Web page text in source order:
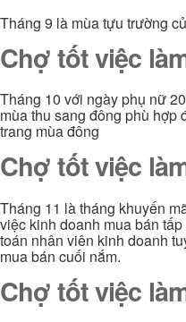
Tháng 9 là mùa tựu trường
Chợ tốt việc
Tháng 10 với ngày phụ nữ
mùa thu sang đông phù hợp
trang mùa đông
Chợ tốt việc
Tháng 11 là tháng khuyến
việc kinh doanh mua bán
toán nhân viên kinh doanh
mua bán cuối nắm.
Chợ tốt việc